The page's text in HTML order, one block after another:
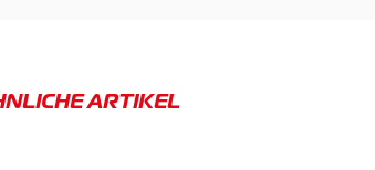
ARTIKEL